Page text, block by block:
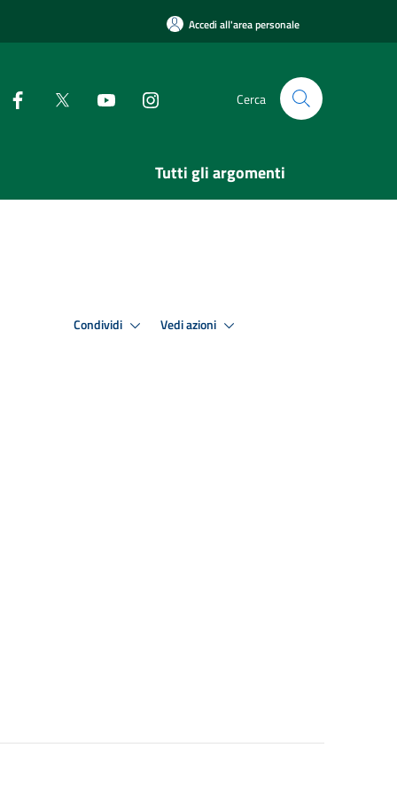
Accedi all'area personale
Cerca
Tutti gli argomenti
Condividi Vedi azioni